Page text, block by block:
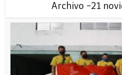
Archivo -21